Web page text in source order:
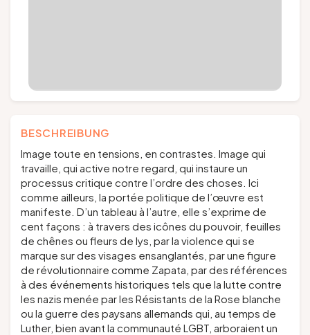
BESCHREIBUNG
Image toute en tensions, en contrastes. Image qui
travaille, qui active notre regard, qui instaure un
processus critique contre l’ordre des choses. Ici
comme ailleurs, la portée politique de l’œuvre est
manifeste. D’un tableau à l’autre, elle s’exprime de
cent façons : à travers des icônes du pouvoir, feuilles
de chênes ou fleurs de lys, par la violence qui se
marque sur des visages ensanglantés, par une figure
de révolutionnaire comme Zapata, par des références
à des événements historiques tels que la lutte contre
les nazis menée par les Résistants de la Rose blanche
ou la guerre des paysans allemands qui, au temps de
Luther, bien avant la communauté LGBT, arboraient un